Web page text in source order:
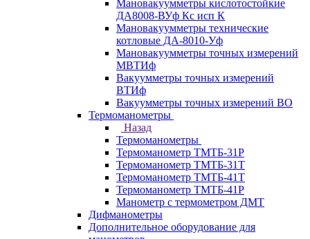
Мановакуумметры кислотостойкие
ДА8008-ВУф Кс исп К
Мановакуумметры технические
котловые ДА-8010-Уф
Мановакуумметры точных измерений
МВТИф
Вакуумметры точных измерений
ВТИф
Вакуумметры точных измерений ВО
Термоманометры
Назад
Термоманометры
Термоманометр ТМТБ-31Р
Термоманометр ТМТБ-31Т
Термоманометр ТМТБ-41Т
Термоманометр ТМТБ-41Р
Манометр с термометром ДМТ
Дифманометры
Дополнительное оборудование для